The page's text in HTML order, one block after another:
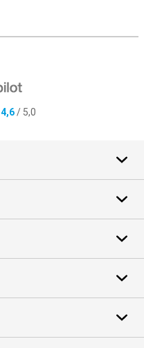
4,6/ 5,0